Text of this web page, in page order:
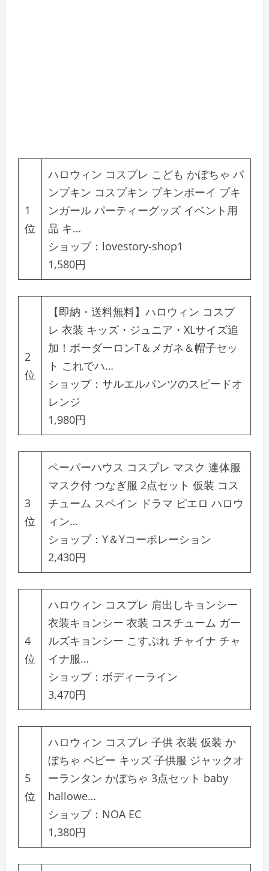
1
位
ハロウィン コスプレ こども かぼちゃ パ
ンプキン コスプキン プキンボーイ プキ
ンガール パーティーグッズ イベント用
品 キ…
ショップ： lovestory-shop1
1,580円
2
位
【即納・送料無料】ハロウィン コスプ
レ 衣装 キッズ・ジュニア・XLサイズ追
加！ボーダーロンT＆メガネ＆帽子セッ
ト これでハ…
ショップ： サルエルパンツのスピードオ
レンジ
1,980円
3
位
ペーパーハウス コスプレ マスク 連体服
マスク付 つなぎ服 2点セット 仮装 コス
チューム スペイン ドラマ ピエロ ハロウ
ィン…
ショップ： Y＆Yコーポレーション
2,430円
4
位
ハロウィン コスプレ 肩出しキョンシー
衣装キョンシー 衣装 コスチューム ガー
ルズキョンシー こすぷれ チャイナ チャ
イナ服…
ショップ： ボディーライン
3,470円
5
位
ハロウィン コスプレ 子供 衣装 仮装 か
ぼちゃ ベビー キッズ 子供服 ジャックオ
ーランタン かぼちゃ 3点セット baby
hallowe…
ショップ： NOA EC
1,380円